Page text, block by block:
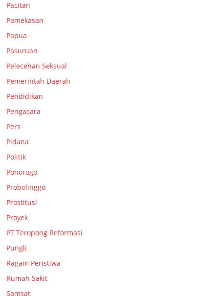
Pacitan
Pamekasan
Papua
Pasuruan
Pelecehan Seksual
Pemerintah Daerah
Pendidikan
Pengacara
Pers
Pidana
Politik
Ponorogo
Probolinggo
Prostitusi
Proyek
PT Teropong Reformasi
Pungli
Ragam Peristiwa
Rumah Sakit
Samsat